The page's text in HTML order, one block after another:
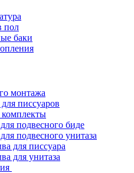
пол
баки
монтажа
писсуаров
подвесного биде
подвесного унитаза
для писсуара
для унитаза